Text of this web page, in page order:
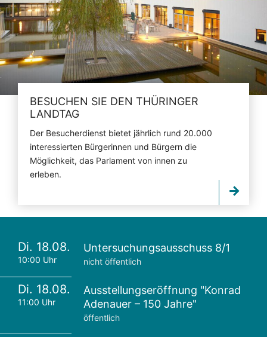
BESUCHEN SIE DEN THÜRINGER
LANDTAG
Der Besucherdienst bietet jährlich rund 20.000
interessierten Bürgerinnen und Bürgern die
Möglichkeit, das Parlament von innen zu
erleben.
Di. 18.08.
10:00 Uhr
Untersuchungsausschuss 8/1
nicht öffentlich
Di. 18.08.
11:00 Uhr
Ausstellungseröffnung "Konrad
Adenauer – 150 Jahre"
öffentlich